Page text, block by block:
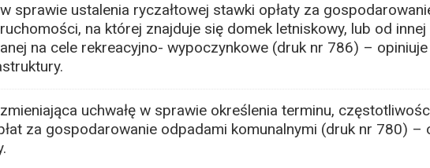
w sprawie ustalenia ryczałtowej stawki opłaty za
na której znajduje się domek letniskowy, lub od
na cele rekreacyjno- wypoczynkowe (druk nr 786) –
zmieniająca uchwałę w sprawie określenia terminu,
za gospodarowanie odpadami komunalnymi (druk nr 780) –